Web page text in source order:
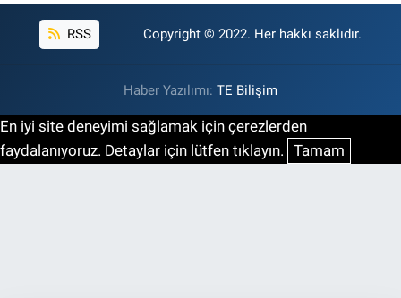
RSS Copyright © 2022. Her hakkı saklıdır.
Haber Yazılımı: TE Bilişim
En iyi site deneyimi sağlamak için çerezlerden
faydalanıyoruz. Detaylar için lütfen tıklayın. Tamam